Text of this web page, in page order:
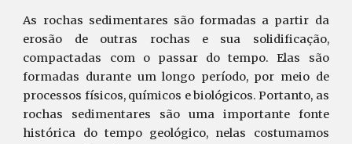
As rochas sedimentares são formadas a partir da
erosão de outras rochas e sua solidificação,
compactadas com o passar do tempo. Elas são
formadas durante um longo período, por meio de
processos físicos, químicos e biológicos. Portanto, as
rochas sedimentares são uma importante fonte
histórica do tempo geológico, nelas costumamos